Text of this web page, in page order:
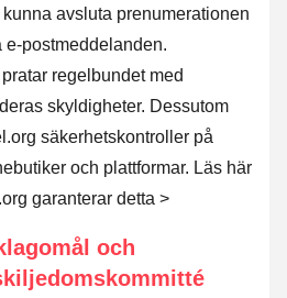
avsluta prenumerationen
e-postmeddelanden.
regelbundet med
skyldigheter. Dessutom
säkerhetskontroller på
och plattformar. Läs här
garanterar detta >
och